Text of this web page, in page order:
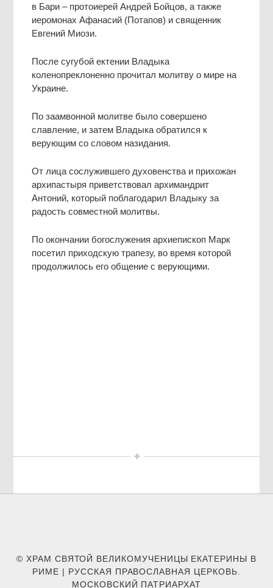
в Бари – протоиерей Андрей Бойцов, а также
иеромонах Афанасий (Потапов) и священник
Евгений Миози.
После сугубой ектении Владыка
коленопреклоненно прочитал молитву о мире на
Украине.
По заамвонной молитве было совершено
славление, и затем Владыка обратился к
верующим со словом назидания.
От лица сослужившего духовенства и прихожан
архипастыря приветствовал архимандрит
Антоний, который поблагодарил Владыку за
радость совместной молитвы.
По окончании богослужения архиепископ Марк
посетил приходскую трапезу, во время которой
продолжилось его общение с верующими.
© ХРАМ СВЯТОЙ ВЕЛИКОМУЧЕНИЦЫ ЕКАТЕРИНЫ В
РИМЕ | РУССКАЯ ПРАВОСЛАВНАЯ ЦЕРКОВЬ.
МОСКОВСКИЙ ПАТРИАРХАТ